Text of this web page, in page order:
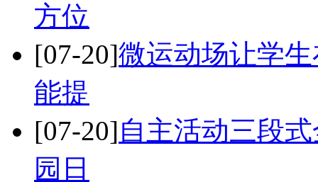
方位
[07-20]微运动场让学
能提
[07-20]自主活动三段
园日